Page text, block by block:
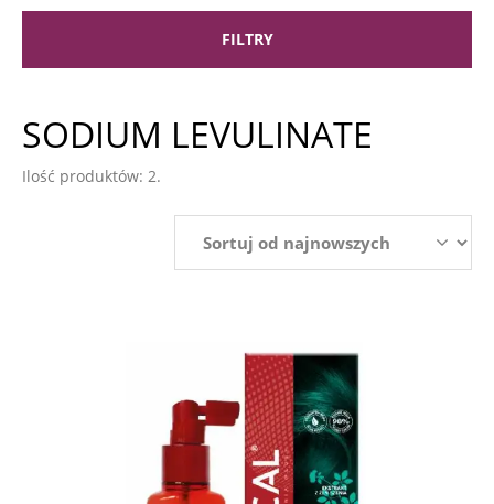
FILTRY
SODIUM LEVULINATE
Ilość produktów: 2.